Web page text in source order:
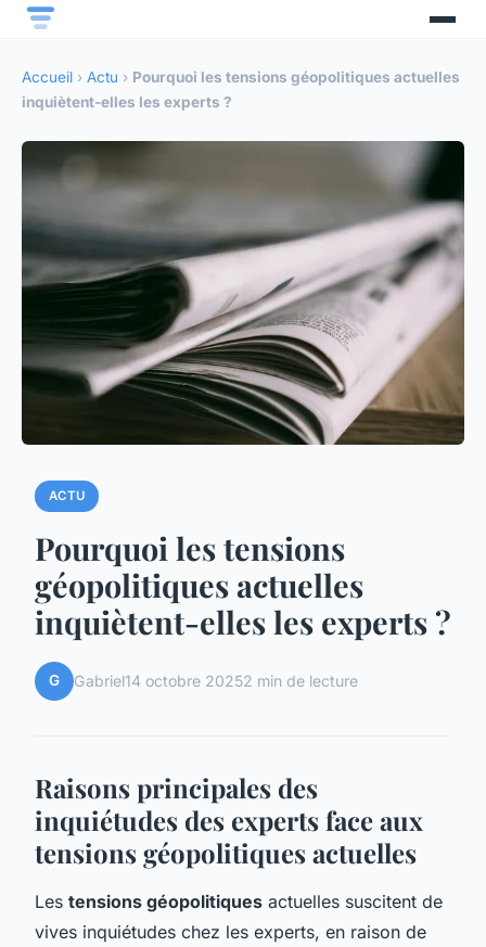
Accueil › Actu › Pourquoi les tensions géopolitiques actuelles
inquiètent-elles les experts ?
ACTU
Pourquoi les tensions
géopolitiques actuelles
inquiètent-elles les experts ?
G Gabriel14 octobre 20252 min de lecture
Raisons principales des
inquiétudes des experts face aux
tensions géopolitiques actuelles
Les tensions géopolitiques actuelles suscitent de
vives inquiétudes chez les experts, en raison de